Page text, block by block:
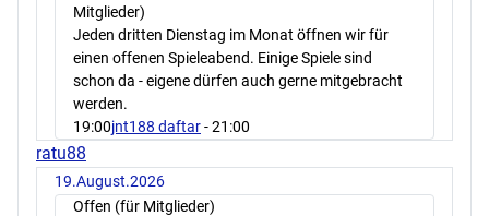
Mitglieder)
Jeden dritten Dienstag im Monat öffnen wir für
einen offenen Spieleabend. Einige Spiele sind
schon da - eigene dürfen auch gerne mitgebracht
werden.
19:00jnt188 daftar- 21:00
ratu88
19.August.2026
Offen (für Mitglieder)